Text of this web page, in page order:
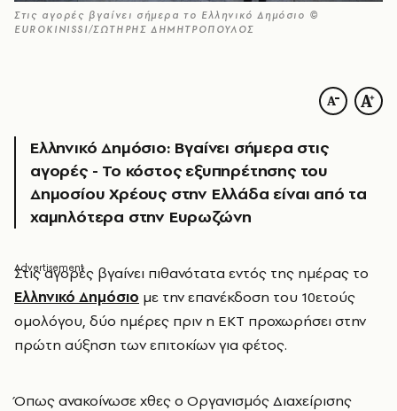
Στις αγορές βγαίνει σήμερα το Ελληνικό Δημόσιο ©
EUROKINISSI/ΣΩΤΗΡΗΣ ΔΗΜΗΤΡΟΠΟΥΛΟΣ
Ελληνικό Δημόσιο: Βγαίνει σήμερα στις
αγορές - Το κόστος εξυπηρέτησης του
Δημοσίου Χρέους στην Ελλάδα είναι από τα
χαμηλότερα στην Ευρωζώνη
Στις αγορές βγαίνει πιθανότατα εντός της ημέρας το
Ελληνικό Δημόσιο με την επανέκδοση του 10ετούς
ομολόγου, δύο ημέρες πριν η ΕΚΤ προχωρήσει στην
πρώτη αύξηση των επιτοκίων για φέτος.
Όπως ανακοίνωσε χθες ο Οργανισμός Διαχείρισης